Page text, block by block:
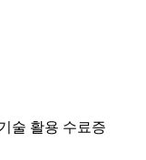
술 활용 수료증